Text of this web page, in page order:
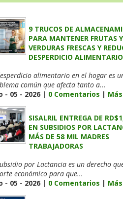
9 TRUCOS DE
PARA MANTENER FRUTAS Y
VERDURAS FRESCAS Y
DESPERDICIO ALIMENTARIO
alimentario en el hogar es
común que afecta tanto a...
- 05 - 2026 | 0 Comentarios | Más
SISALRIL ENTREGA DE
EN SUBSIDIOS POR
MÁS DE 58 MIL MADRES
TRABAJADORAS
por Lactancia es un derecho
económico para que...
- 05 - 2026 | 0 Comentarios | Más